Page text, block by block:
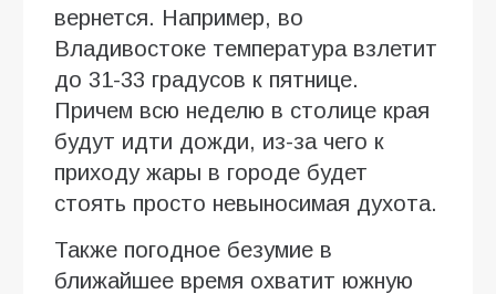
вернется. Например, во
Владивостоке температура взлетит
до 31-33 градусов к пятнице.
Причем всю неделю в столице края
будут идти дожди, из-за чего к
приходу жары в городе будет
стоять просто невыносимая духота.
Также погодное безумие в
ближайшее время охватит южную